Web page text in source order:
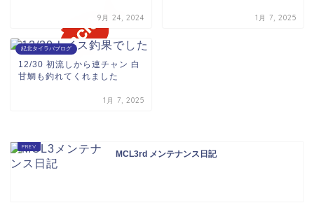
9月 24, 2024 1月 7, 2025
紀北タイラバブログ
12/30 初流しから連チャン 白
甘鯛も釣れてくれました
1月 7, 2025
MCL3rd メンテナンス日記